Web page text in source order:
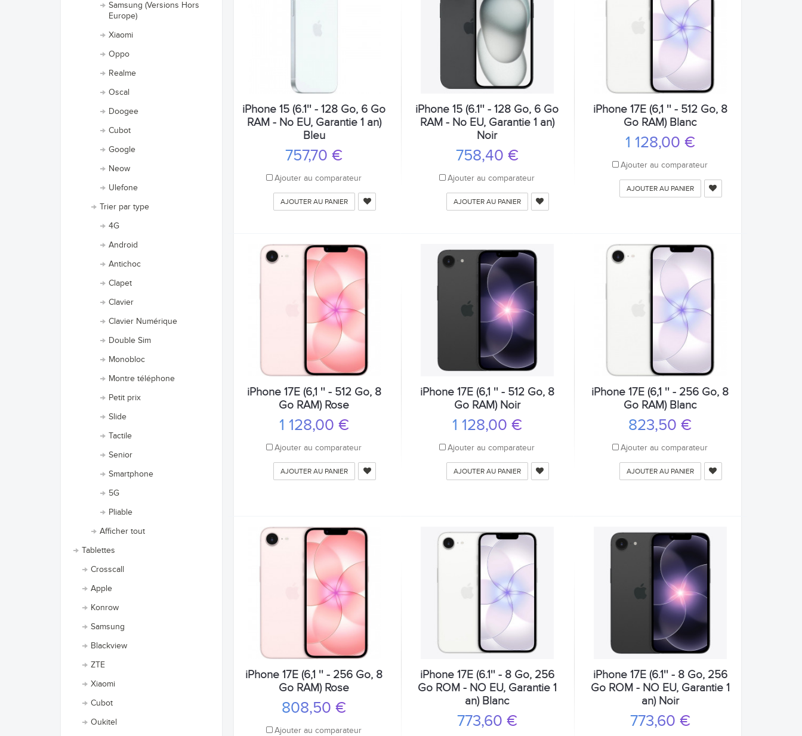
Samsung (Versions Hors
Europe)
Xiaomi
Oppo
Realme
Oscal
Doogee
Cubot
Google
Neow
Ulefone
Trier par type
4G
Android
Antichoc
Clapet
Clavier
Clavier Numérique
Double Sim
Monobloc
Montre téléphone
Petit prix
Slide
Tactile
Senior
Smartphone
5G
Pliable
Afficher tout
Tablettes
Crosscall
Apple
Konrow
Samsung
Blackview
ZTE
Xiaomi
Cubot
Oukitel
iPhone 15 (6.1'' - 128 Go, 6 Go
RAM - No EU, Garantie 1 an)
Bleu
757,70 €
Ajouter au comparateur
AJOUTER AU PANIER
iPhone 15 (6.1'' - 128 Go, 6 Go
RAM - No EU, Garantie 1 an)
Noir
758,40 €
Ajouter au comparateur
AJOUTER AU PANIER
iPhone 17E (6,1 '' - 512 Go, 8
Go RAM) Blanc
1 128,00 €
Ajouter au comparateur
AJOUTER AU PANIER
iPhone 17E (6,1 '' - 512 Go, 8
Go RAM) Rose
1 128,00 €
Ajouter au comparateur
AJOUTER AU PANIER
iPhone 17E (6,1 '' - 512 Go, 8
Go RAM) Noir
1 128,00 €
Ajouter au comparateur
AJOUTER AU PANIER
iPhone 17E (6,1 '' - 256 Go, 8
Go RAM) Blanc
823,50 €
Ajouter au comparateur
AJOUTER AU PANIER
iPhone 17E (6,1 '' - 256 Go, 8
Go RAM) Rose
808,50 €
Ajouter au comparateur
iPhone 17E (6.1'' - 8 Go, 256
Go ROM - NO EU, Garantie 1
an) Blanc
773,60 €
iPhone 17E (6.1'' - 8 Go, 256
Go ROM - NO EU, Garantie 1
an) Noir
773,60 €